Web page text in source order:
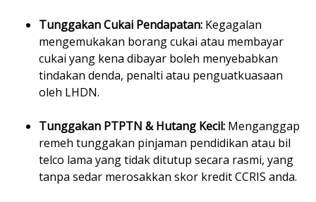
Tunggakan Cukai Pendapatan: Kegagalan
mengemukakan borang cukai atau membayar
cukai yang kena dibayar boleh menyebabkan
tindakan denda, penalti atau penguatkuasaan
oleh LHDN.
Tunggakan PTPTN & Hutang Kecil: Menganggap
remeh tunggakan pinjaman pendidikan atau bil
telco lama yang tidak ditutup secara rasmi, yang
tanpa sedar merosakkan skor kredit CCRIS anda.